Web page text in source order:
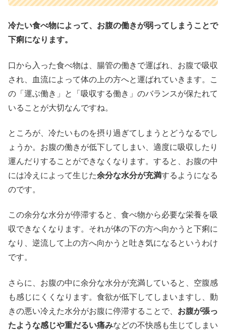
冷たい食べ物によって、お腹の働きが弱ってしまうことで
下痢になります。
口から入った食べ物は、腸管の働きで運ばれ、お腹で吸収
され、血流によって体の上の方へと運ばれていきます。こ
の「運ぶ働き」と「吸収する働き」のバランスが保たれて
いることが大切なんですね。
ところが、冷たいものを摂り過ぎてしまうとどうなるでし
ょうか。お腹の働きが低下してしまい、適度に吸収したり
運んだりすることができなくなります。すると、お腹の中
には冷えによって生じた余分な水分が充満するようになる
のです。
この余分な水分が停滞すると、食べ物から必要な栄養を吸
収できなくなります。それが体の下の方へ向かうと下痢に
なり、逆流して上の方へ向かうと吐き気になるというわけ
です。
さらに、お腹の中に余分な水分が充満していると、空腹感
も感じにくくなります。食欲が低下してしまいますし、動
きの悪い冷えた水分がお腹に停滞することで、 お腹が張っ
たような感じや重だるい痛みなどの不快感も生じてしまい